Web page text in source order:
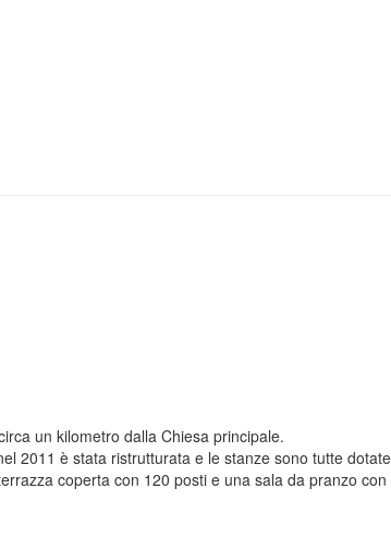
un kilometro dalla Chiesa principale.
2011 è stata ristrutturata e le stanze sono tutte
coperta con 120 posti e una sala da pranzo con